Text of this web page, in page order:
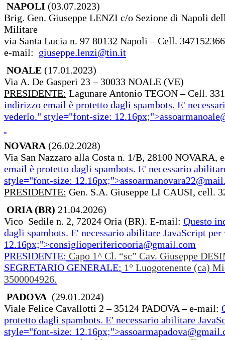
NAPOLI (03.07.2023)
Brig. Gen. Giuseppe LENZI c/o Sezione di Napoli
Militare
via Santa Lucia n. 97 80132 Napoli – Cell.
e-mail: giuseppe.lenzi@tin.it
NOALE (17.01.2023)
Via A. De Gasperi 23 – 30033 NOALE (VE)
PRESIDENTE: Lagunare Antonio TEGON – Cell.
indirizzo email è protetto dagli spambots. E'
vederlo." style="font-size: 12.16px;">
NOVARA (26.02.2028)
Via San Nazzaro alla Costa n. 1/B, 28100 NOVARA,
email è protetto dagli spambots. E' necessario
style="font-size: 12.16px;">
PRESIDENTE: Gen. S.A. Giuseppe LI CAUSI, cell.
ORIA (BR) 21.04.2026)
Vico Sedile n. 2, 72024 Oria (BR). E-mail: Questo
dagli spambots. E' necessario abilitare JavaScript per
12.16px;">consiglioperifericooria@gmail.com
PRESIDENTE: Capo 1^ Cl. “sc” Cav. Giuseppe
SEGRETARIO GENERALE: 1° Luogotenente (ca)
3500004926.
PADOVA (29.01.2024)
Viale Felice Cavallotti 2 – 35124 PADOVA – e-mail:
protetto dagli spambots. E' necessario abilitare
style="font-size: 12.16px;">